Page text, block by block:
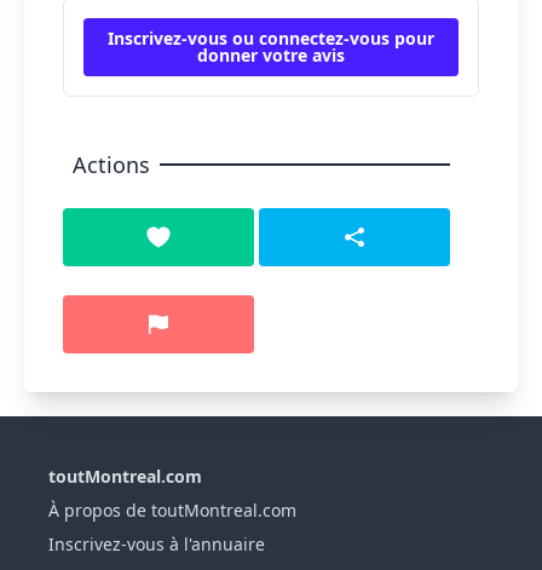
Inscrivez-vous ou connectez-vous pour
donner votre avis
Actions
toutMontreal.com
À propos de toutMontreal.com
Inscrivez-vous à l'annuaire